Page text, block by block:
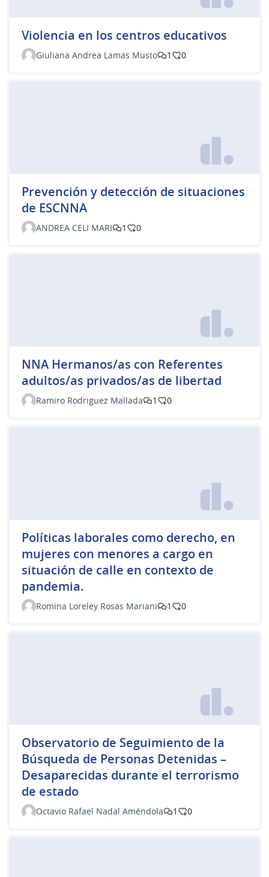
Violencia en los centros educativos
Giuliana Andrea Lamas Musto 1 0
Prevención y detección de situaciones
de ESCNNA
ANDREA CELI MARI 1 0
NNA Hermanos/as con Referentes
adultos/as privados/as de libertad
Ramiro Rodriguez Mallada 1 0
Políticas laborales como derecho, en
mujeres con menores a cargo en
situación de calle en contexto de
pandemia.
Romina Loreley Rosas Mariani 1 0
Observatorio de Seguimiento de la
Búsqueda de Personas Detenidas –
Desaparecidas durante el terrorismo
de estado
Octavio Rafael Nadal Améndola 1 0